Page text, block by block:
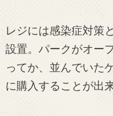
レジには感染症対策
設置。パークがオー
ってか、並んでいた
に購入することが出